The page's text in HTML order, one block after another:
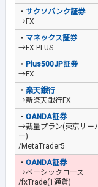
・ サクソバンク証券
→FX
・ マネックス証券
→FX PLUS
・ Plus500JP証券
→FX
・ 楽天銀行
→新楽天銀行FX
・ OANDA証券
→裁量プラン(東京サー
ー)
/MetaTrader5
・ OANDA証券
→ベーシックコース
/fxTrade(1通貨)